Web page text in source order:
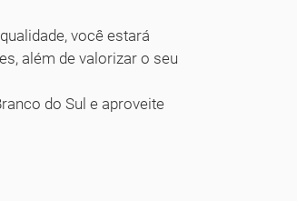
você estará
além de valorizar o seu
do Sul e aproveite